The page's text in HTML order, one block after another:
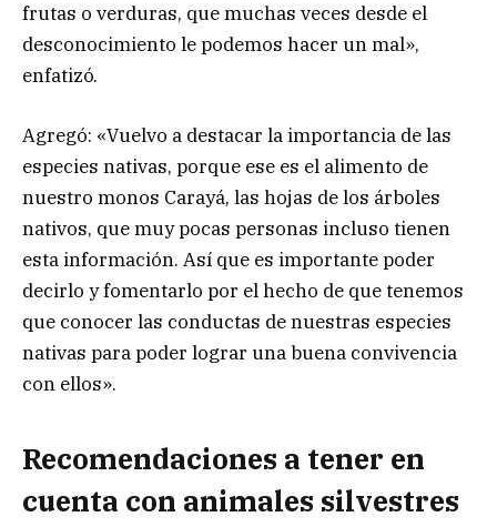
frutas o verduras, que muchas veces desde el
desconocimiento le podemos hacer un mal»,
enfatizó.
Agregó: «Vuelvo a destacar la importancia de las
especies nativas, porque ese es el alimento de
nuestro monos Carayá, las hojas de los árboles
nativos, que muy pocas personas incluso tienen
esta información. Así que es importante poder
decirlo y fomentarlo por el hecho de que tenemos
que conocer las conductas de nuestras especies
nativas para poder lograr una buena convivencia
con ellos».
Recomendaciones a tener en
cuenta con animales silvestres